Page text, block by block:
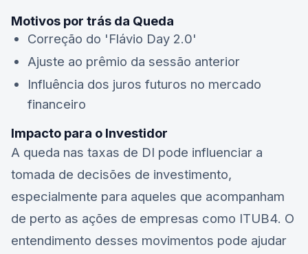
Motivos por trás da Queda
Correção do 'Flávio Day 2.0'
Ajuste ao prêmio da sessão anterior
Influência dos juros futuros no mercado
financeiro
Impacto para o Investidor
A queda nas taxas de DI pode influenciar a
tomada de decisões de investimento,
especialmente para aqueles que acompanham
de perto as ações de empresas como ITUB4. O
entendimento desses movimentos pode ajudar